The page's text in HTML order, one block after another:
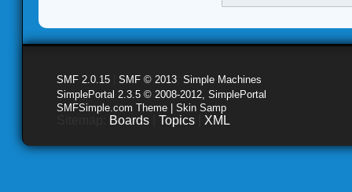
SMF 2.0.15 SMF © 2013 Simple Machines
SimplePortal 2.3.5 © 2008-2012, SimplePortal
SMFSimple.com Theme | Skin Samp
Boards Topics XML